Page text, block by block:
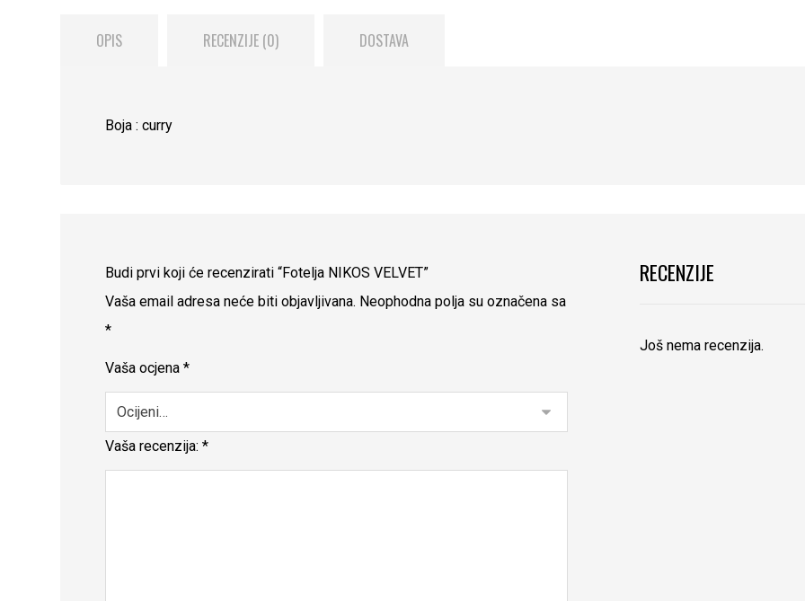
OPIS RECENZIJE (0) DOSTAVA
Boja : curry
RECENZIJE
Još nema recenzija.
Budi prvi koji će recenzirati “Fotelja NIKOS VELVET”
Vaša email adresa neće biti objavljivana. Neophodna polja su označena sa
*
Vaša ocjena*
Vaša recenzija:*